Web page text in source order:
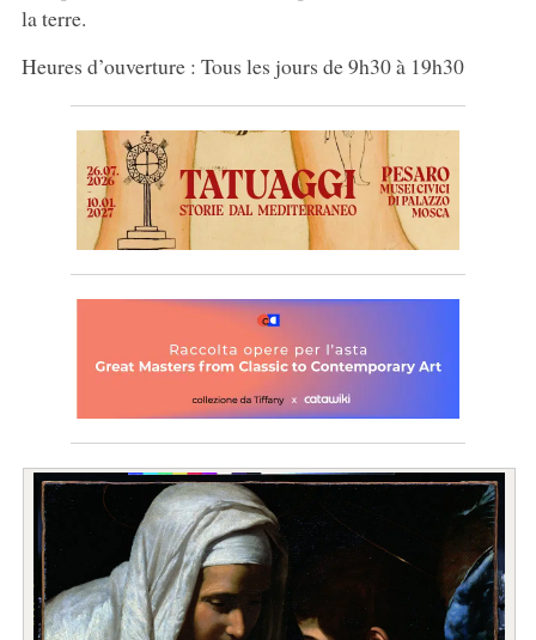
la terre.
Heures d’ouverture : Tous les jours de 9h30 à 19h30